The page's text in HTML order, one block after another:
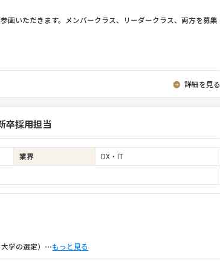
画いただきます。メンバークラス、リーダークラス、両方を募集
詳細を見る
卒採用担当
業界
DX・IT
学の選定） ⋯もっと見る